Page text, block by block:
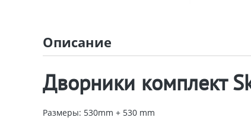
Описание
Дворники комплект
Размеры: 530mm + 530 mm